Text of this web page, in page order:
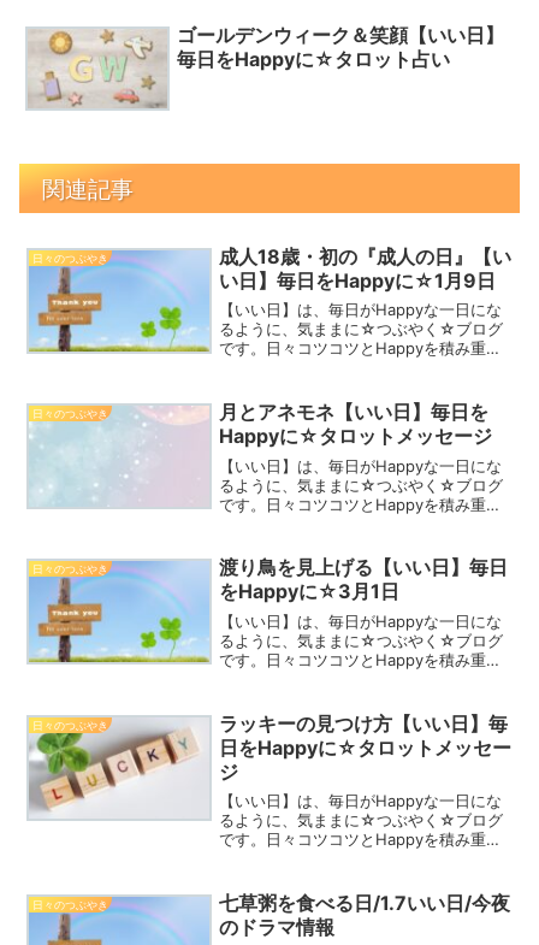
ゴールデンウィーク＆笑顔【いい日】
毎日をHappyに☆タロット占い
関連記事
日々のつぶやき
成人18歳・初の『成人の日』【い
い日】毎日をHappyに☆1月9日
【いい日】は、毎日がHappyな一日にな
るように、気ままに☆つぶやく☆ブログ
です。日々コツコツとHappyを積み重ね
虚・誠実Happy☆つぶやき今日は、成
人...
日々のつぶやき
月とアネモネ【いい日】毎日を
Happyに☆タロットメッセージ
【いい日】は、毎日がHappyな一日にな
るように、気ままに☆つぶやく☆ブログ
です。日々コツコツとHappyを積み重ね
葉：はかない恋・期待Happy☆つぶやき
今...
日々のつぶやき
渡り鳥を見上げる【いい日】毎日
をHappyに☆3月1日
【いい日】は、毎日がHappyな一日にな
るように、気ままに☆つぶやく☆ブログ
です。日々コツコツとHappyを積み重ね
臆病な愛・乙女のはにかみHappy☆つぶ
や...
日々のつぶやき
ラッキーの見つけ方【いい日】毎
日をHappyに☆タロットメッセー
ジ
【いい日】は、毎日がHappyな一日にな
るように、気ままに☆つぶやく☆ブログ
です。日々コツコツとHappyを積み重ね
葉：あなたに夢中・気立ての良さ
Happy☆...
日々のつぶやき
七草粥を食べる日/1.7いい日/今夜
のドラマ情報